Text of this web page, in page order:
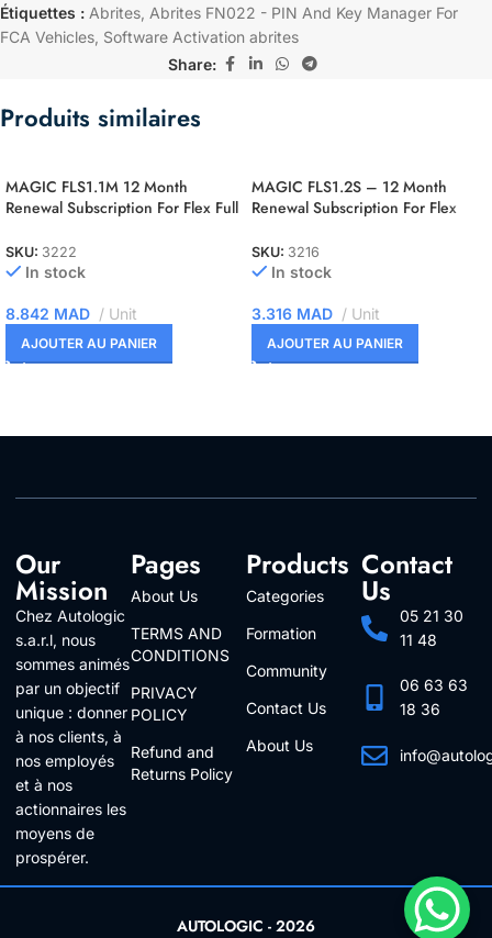
Étiquettes : Abrites Abrites FN022 - PIN And Key Manager For
FCA Vehicles Software Activation abrites
Share:
Produits similaires
MAGIC FLS1.1M 12 Month
Renewal Subscription For Flex Full
SKU: 3222
In stock
8.842 MAD Unit
AJOUTER AU PANIER
MAGIC FLS1.2S – 12 Month
Renewal Subscription For Flex
SKU: 3216
In stock
3.316 MAD Unit
AJOUTER AU PANIER
Our
Mission
Chez Autologic
s.a.r.l, nous
sommes animés
par un objectif
unique : donner
à nos clients, à
nos employés
et à nos
actionnaires les
moyens de
prospérer.
Pages
About Us
TERMS AND
CONDITIONS
PRIVACY
POLICY
Refund and
Returns Policy
Products
Categories
Formation
Community
Contact Us
About Us
Contact
Us
05 21 30
11 48
06 63 63
18 36
AUTOLOGIC - 2026